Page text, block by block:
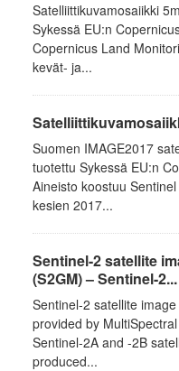
Satelliittikuvamosaiikki
Sykessä EU:n
Copernicus Land
kevät- ja...
Suomen IMAGE2017
tuotettu Sykessä EU:n
Aineisto koostuu
kesien 2017...
Sentinel-2 satellite
(S2GM) – Sentinel-2...
Sentinel-2 satellite
provided by
Sentinel-2A and -2B
produced...